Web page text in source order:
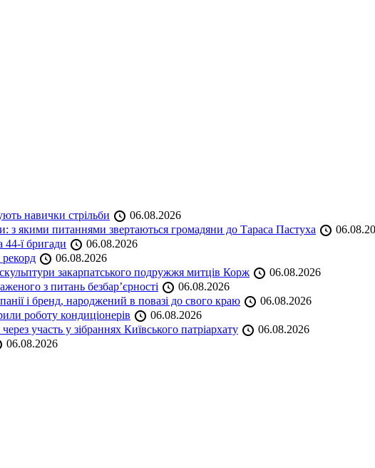
навички стрільби
06.08.2026
з якими питаннями звертаються громадяни до Тараса Пастуха
44-ї бригади
06.08.2026
06.08.2026
закарпатського подружжя митців Корж
06.08.2026
з питань безбар’єрності
06.08.2026
і бренд, народжений в повазі до свого краю
06.08.2026
роботу кондиціонерів
06.08.2026
участь у зібраннях Київського патріархату
06.08.2026
06.08.2026